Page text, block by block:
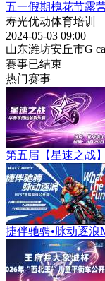
五一假期槐花节露
寿光优动体育培训
2024-05-03 09:00
山东潍坊安丘市G
赛事已结束
热门赛事
第五届【星速之战
捷伴驰骋•脉动逐浪